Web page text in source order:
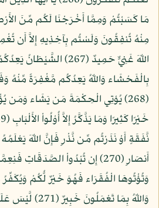
مَا كَسَبْتُمْ وَمِمَّا أَخْرَجْنَا لَكُم مِّنَ
مِنْهُ تُنفِقُونَ وَلَسْتُم بِآخِذِيهِ إِلاَّ أَن
اللّهَ غَنِيٌّ حَمِيدٌ (267)
بِالْفَحْشَاء وَاللّهُ يَعِدُكُم مَّغْفِرَةً مِّنْهُ
(268) يُؤتِي الْحِكْمَةَ مَن يَشَاء
نَّفَقَةٍ أَوْ نَذَرْتُم مِّن نَّذْرٍ فَإِنَّ اللّهَ
أَنصَارٍ (270) إِن تُبْدُواْ
وَتُؤْتُوهَا الْفُقَرَاء فَهُوَ خَيْرٌ لُّكُمْ
وَاللّهُ بِمَا